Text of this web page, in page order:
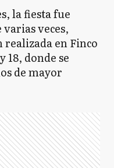
la fiesta fue
varias veces,
realizada en Finco
18, donde se
de mayor